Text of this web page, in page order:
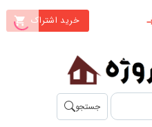
خرید اشتراک
جستجو